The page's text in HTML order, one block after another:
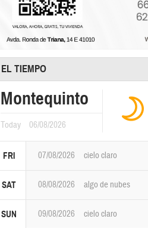
EL TIEMPO
Montequinto
Today 06/08/2026
FRI 07/08/2026 cielo claro
SAT 08/08/2026 algo de nubes
SUN 09/08/2026 cielo claro